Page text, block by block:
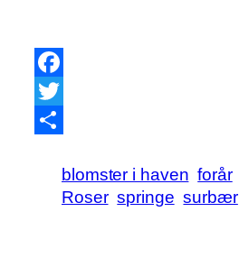
Facebook
Twitter
blomster i haven forår
Roser springe surbær